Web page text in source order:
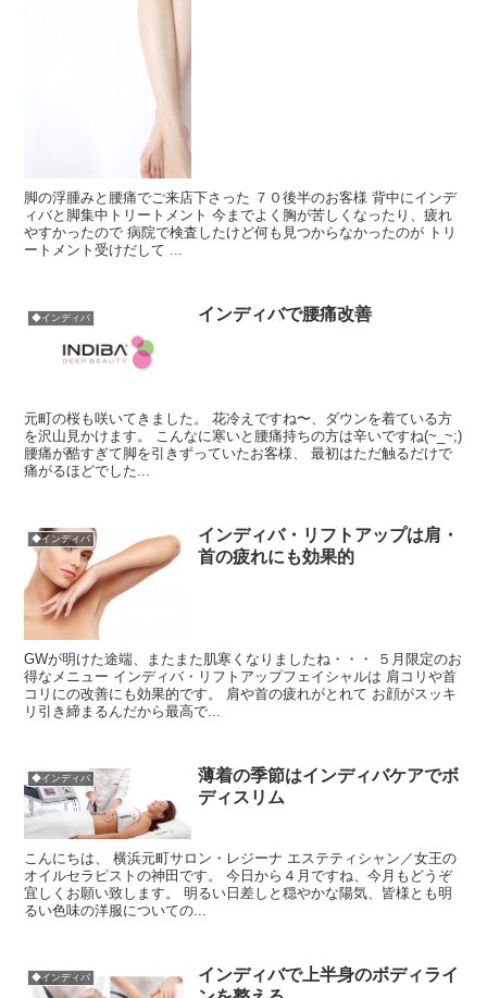
脚の浮腫みと腰痛でご来店下さった ７０後半のお客様 背中にインデ
ィバと脚集中トリートメント 今までよく胸が苦しくなったり、疲れ
やすかったので 病院で検査したけど何も見つからなかったのが トリ
ートメント受けだして ...
◆インディバ インディバで腰痛改善
元町の桜も咲いてきました。 花冷えですね〜、ダウンを着ている方
を沢山見かけます。 こんなに寒いと腰痛持ちの方は辛いですね(~_~;)
腰痛が酷すぎて脚を引きずっていたお客様、 最初はただ触るだけで
痛がるほどでした...
◆インディバ
インディバ・リフトアップは肩・
首の疲れにも効果的
GWが明けた途端、またまた肌寒くなりましたね・・・ ５月限定のお
得なメニュー インディバ・リフトアップフェイシャルは 肩コリや首
コリにの改善にも効果的です。 肩や首の疲れがとれて お顔がスッキ
リ引き締まるんだから最高で...
◆インディバ
薄着の季節はインディバケアでボ
ディスリム
こんにちは、 横浜元町サロン・レジーナ エステティシャン／女王の
オイルセラピストの神田です。 今日から４月ですね、今月もどうぞ
宜しくお願い致します。 明るい日差しと穏やかな陽気、皆様とも明
るい色味の洋服についての...
◆インディバ
インディバで上半身のボディライ